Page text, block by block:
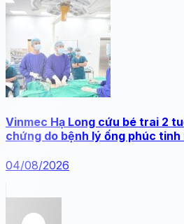
Vinmec Hạ Long cứu bé trai 2
chứng do bệnh lý ống phúc tinh
04/08/2026